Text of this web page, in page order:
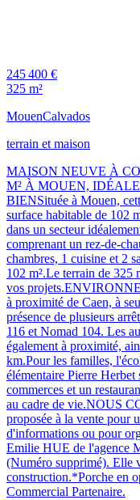
245 400 €
325 m²
MouenCalvados
terrain et maison
MAISON NEUVE À
M² À MOUEN,
BIENSituée à Mouen,
surface habitable de 102
dans un secteur
comprenant un rez-de-
chambres, 1 cuisine et 2
102 m².Le terrain de 325
vos
à proximité de Caen, à
présence de plusieurs
116 et Nomad 104. Les
également à proximité,
km.Pour les familles,
élémentaire Pierre Herbet
commerces et un
au cadre de vie.NOUS
proposée à la vente pour
d'informations ou pour
Emilie HUE de l'agence
(Numéro supprimé). Elle
construction.*Porche en
Commercial Partenaire.